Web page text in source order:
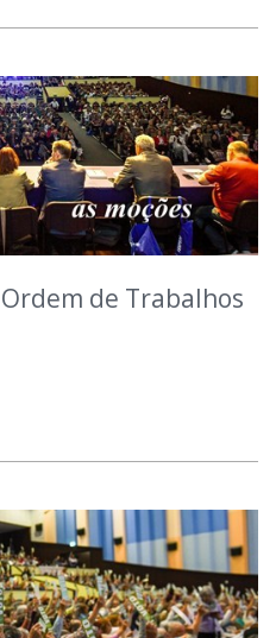
de Trabalhos